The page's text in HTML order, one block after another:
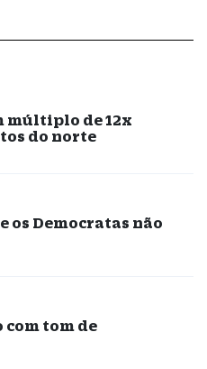
múltiplo de 12x
do norte
os Democratas não
com tom de